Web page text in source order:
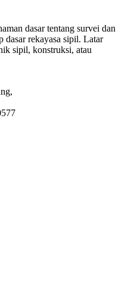
dasar tentang survei dan
dasar rekayasa sipil. Latar
sipil, konstruksi, atau